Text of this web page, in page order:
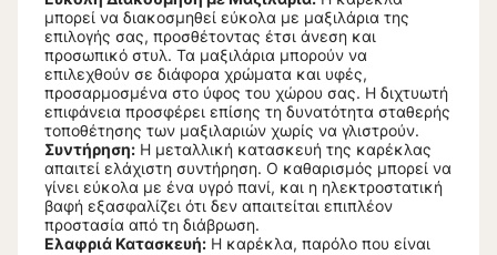
μπορεί να διακοσμηθεί εύκολα με μαξιλάρια της
επιλογής σας, προσθέτοντας έτσι άνεση και
προσωπικό στυλ. Τα μαξιλάρια μπορούν να
επιλεχθούν σε διάφορα χρώματα και υφές,
προσαρμοσμένα στο ύφος του χώρου σας. Η διχτυωτή
επιφάνεια προσφέρει επίσης τη δυνατότητα σταθερής
τοποθέτησης των μαξιλαριών χωρίς να γλιστρούν.
Συντήρηση: Η μεταλλική κατασκευή της καρέκλας
απαιτεί ελάχιστη συντήρηση. Ο καθαρισμός μπορεί να
γίνει εύκολα με ένα υγρό πανί, και η ηλεκτροστατική
βαφή εξασφαλίζει ότι δεν απαιτείται επιπλέον
προστασία από τη διάβρωση.
Ελαφριά Κατασκευή: Η καρέκλα, παρόλο που είναι